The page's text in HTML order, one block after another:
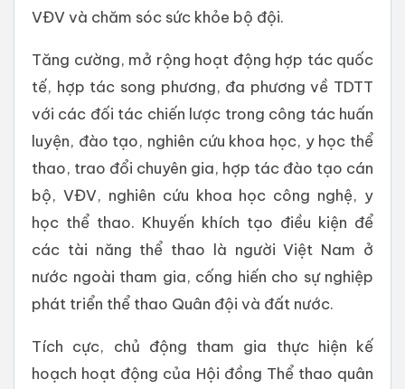
VĐV và chăm sóc sức khỏe bộ đội.
Tăng cường, mở rộng hoạt động hợp tác quốc
tế, hợp tác song phương, đa phương về TDTT
với các đối tác chiến lược trong công tác huấn
luyện, đào tạo, nghiên cứu khoa học, y học thể
thao, trao đổi chuyên gia, hợp tác đào tạo cán
bộ, VĐV, nghiên cứu khoa học công nghệ, y
học thể thao. Khuyến khích tạo điều kiện để
các tài năng thể thao là người Việt Nam ở
nước ngoài tham gia, cống hiến cho sự nghiệp
phát triển thể thao Quân đội và đất nước.
Tích cực, chủ động tham gia thực hiện kế
hoạch hoạt động của Hội đồng Thể thao quân